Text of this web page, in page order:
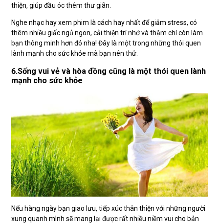
thiện, giúp đầu óc thêm thư giãn.
Nghe nhạc hay xem phim là cách hay nhất để giảm stress, có
thêm nhiều giấc ngủ ngon, cải thiện trí nhớ và thậm chí còn làm
bạn thông minh hơn đó nha! Đây là một trong những thói quen
lành mạnh cho sức khỏe mà bạn nên thử.
6.Sống vui vẻ và hòa đồng cũng là một thói quen lành
mạnh cho sức khỏe
Nếu hàng ngày bạn giao lưu, tiếp xúc thân thiện với những người
xung quanh mình sẽ mang lại được rất nhiều niềm vui cho bản